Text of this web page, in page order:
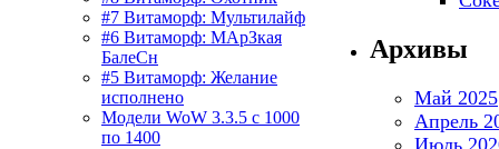
#7 Витаморф: Мультилайф
#6 Витаморф: МАрЗкая
БалеСн
#5 Витаморф: Желание
исполнено
Модели WoW 3.3.5 с 1000
по 1400
Архивы
Май 2025
Апрель
Июль